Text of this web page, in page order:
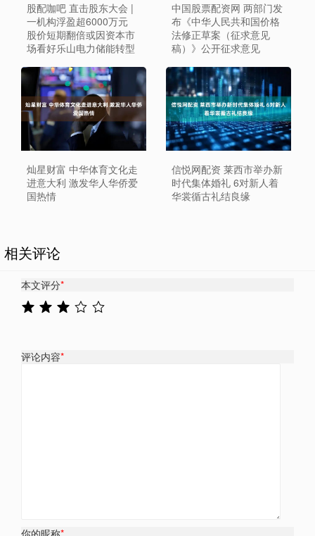
股配咖吧 直击股东大会 |
一机构浮盈超6000万元
股价短期翻倍或因资本市
场看好乐山电力储能转型
中国股票配资网 两部门发
布《中华人民共和国价格
法修正草案（征求意见
稿）》公开征求意见
灿星财富 中华体育文化走
进意大利 激发华人华侨爱
国热情
信悦网配资 莱西市举办新
时代集体婚礼 6对新人着
华裳循古礼结良缘
相关评论
本文评分*
评论内容*